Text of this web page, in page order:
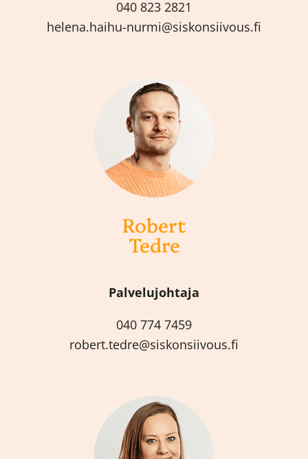
040 823 2821
helena.haihu-nurmi@siskonsiivous.fi
Robert
Tedre
Palvelujohtaja
040 774 7459
robert.tedre@siskonsiivous.fi